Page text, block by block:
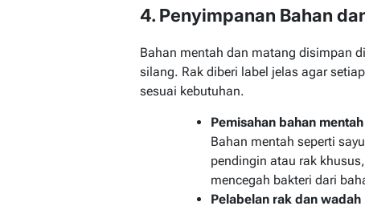
4. Penyimpanan Bahan
Bahan mentah dan matang disimpan
silang. Rak diberi label jelas agar
sesuai kebutuhan.
Pemisahan bahan
Bahan mentah seperti
pendingin atau rak
mencegah bakteri dari
Pelabelan rak dan wadah